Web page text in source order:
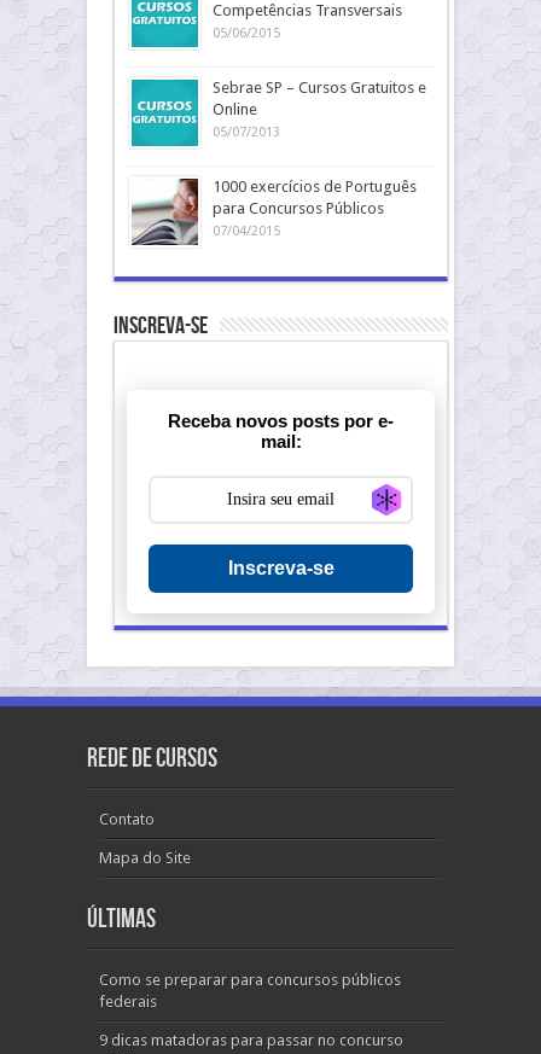
Competências Transversais
05/06/2015
Sebrae SP – Cursos Gratuitos e
Online
05/07/2013
1000 exercícios de Português
para Concursos Públicos
07/04/2015
Inscreva-se
Receba novos posts por e-
mail:
Generate new
Inscreva-se
Rede de Cursos
Contato
Mapa do Site
Últimas
Como se preparar para concursos públicos
federais
9 dicas matadoras para passar no concurso